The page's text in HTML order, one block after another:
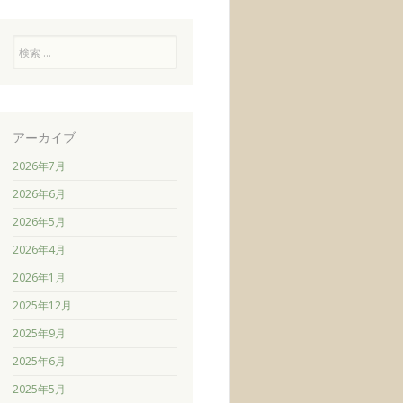
索
アーカイブ
2026年7月
2026年6月
2026年5月
2026年4月
2026年1月
2025年12月
2025年9月
2025年6月
2025年5月